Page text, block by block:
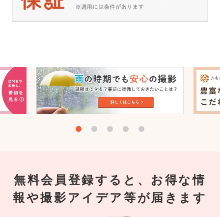
無料会員登録すると、お得な情
報や撮影アイデア等が届きます